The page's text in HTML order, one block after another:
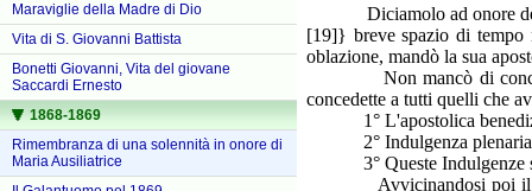
Maraviglie della Madre di Dio
Vita di S. Giovanni Battista
Bonetti Giovanni, Vita del giovane
Saccardi Ernesto
1868-1869
Rimembranza di una solennità in onore di
Maria Ausiliatrice
Diciamolo ad onore della
[19]} breve spazio di tempo
oblazione, mandò la sua
Non mancò di
concedette a tutti quelli che
1° L'apostolica
2° Indulgenza plenaria
3° Queste Indulgenze
Avvicinandosi poi il